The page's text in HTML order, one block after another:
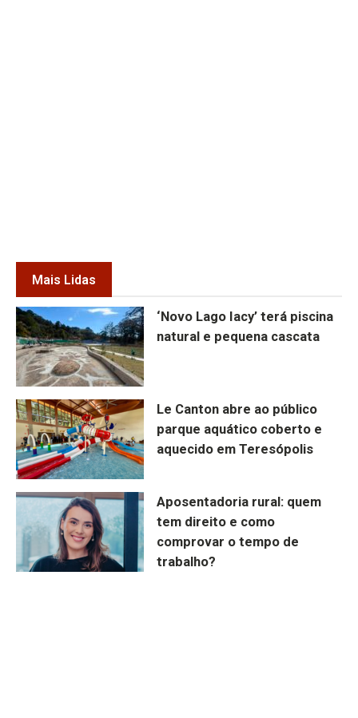
Mais Lidas
‘Novo Lago Iacy’ terá piscina
natural e pequena cascata
Le Canton abre ao público
parque aquático coberto e
aquecido em Teresópolis
Aposentadoria rural: quem
tem direito e como
comprovar o tempo de
trabalho?